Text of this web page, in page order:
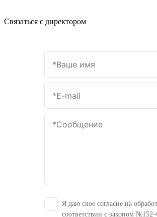
Связаться с директором
Я даю свое согласие на
соответствии с законом